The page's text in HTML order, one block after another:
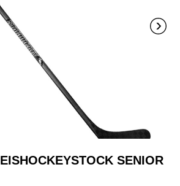
EISHOCKEYSTOCK SENIOR